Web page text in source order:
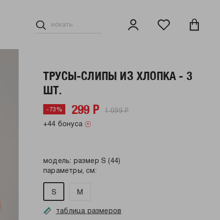
ТРУСЫ-СЛИПЫ ИЗ ХЛОПКА - 3
ШТ.
-73% 299 Р 1 099 Р
+44 бонуса
модель: размер S (44)
параметры, см:
S M
таблица размеров